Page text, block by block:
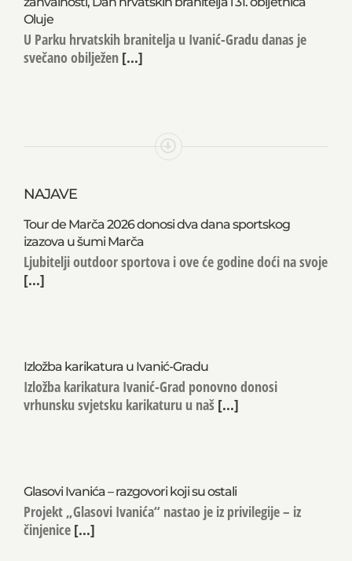
U Ivanić-Gradu obilježen Dan pobjede i domovinske
zahvalnosti, Dan hrvatskih branitelja i 31. obljetnica
Oluje
U Parku hrvatskih branitelja u Ivanić-Gradu danas je
NAJAVE
Tour de Marča 2026 donosi dva dana sportskog
izazova u šumi Marča
Ljubitelji outdoor sportova i ove će godine doći na svoje
Izložba karikatura u Ivanić-Gradu
Izložba karikatura Ivanić-Grad ponovno donosi
Glasovi Ivanića – razgovori koji su ostali
Projekt „Glasovi Ivanića“ nastao je iz privilegije – iz